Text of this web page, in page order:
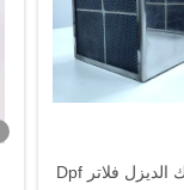
محفز تجديد محرك الديزل فلاتر Dpf